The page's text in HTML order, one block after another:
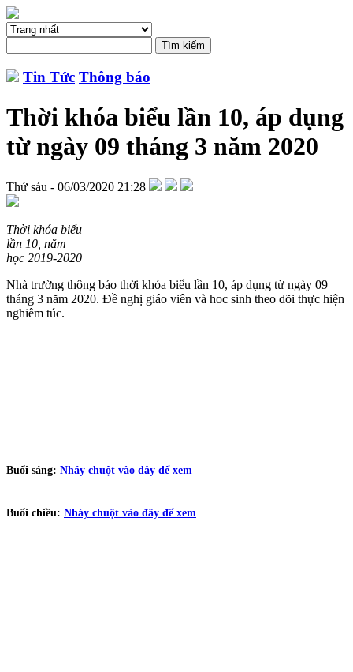
Tin Tức Thông báo
Thời khóa biểu lần 10, áp dụng
từ ngày 09 tháng 3 năm 2020
Thứ sáu - 06/03/2020 21:28
Thời khóa biểu
lần 10, năm
học 2019-2020
Nhà trường thông báo thời khóa biểu lần 10, áp dụng từ ngày 09
tháng 3 năm 2020. Đề nghị giáo viên và hoc sinh theo dõi thực hiện
nghiêm túc.
Buổi sáng: Nháy chuột vào đây để xem
Buổi chiều: Nháy chuột vào đây để xem